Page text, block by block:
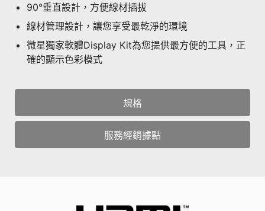
90°垂直設計，方便線材插拔
線材管理設計，讓您享受最乾淨的環境
微星獨家軟體Display Kit為您提供最方便的工具，正
確的顯示色彩模式
規格
服務經銷據點